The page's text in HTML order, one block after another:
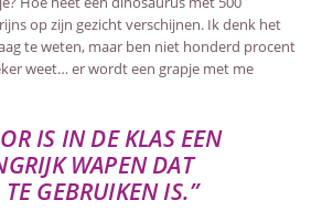
op zijn gezicht verschijnen. Ik denk het
te weten, maar ben niet honderd procent
weet… er wordt een grapje met me
IS IN DE KLAS EEN
WAPEN DAT
GEBRUIKEN IS.”